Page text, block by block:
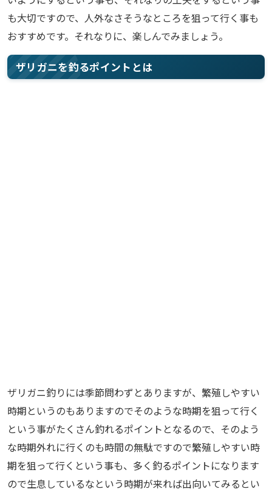
も大切ですので、人外なさそうなところを狙って行く事も
おすすめです。それなりに、楽しんでみましょう。
ザリガニを釣るポイントとは
ザリガニ釣りには季節問わずとありますが、繁殖しやすい
時期というのもありますのでそのような時期を狙って行く
という事がたくさん釣れるポイントとなるので、そのよう
な時期外れに行くのも時間の無駄ですので繁殖しやすい時
期を狙って行くという事も、多く釣るポイントになります
ので生息しているなという時期が来れば出向いてみるとい